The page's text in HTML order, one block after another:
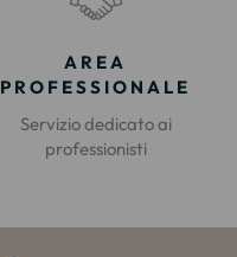
AREA
PROFESSIONALE
Servizio dedicato ai
professionisti